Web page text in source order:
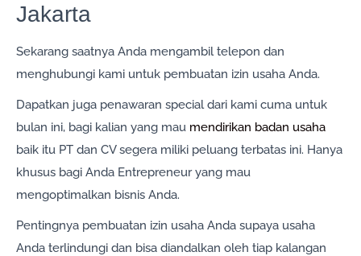
Jakarta
Sekarang saatnya Anda mengambil telepon dan
menghubungi kami untuk pembuatan izin usaha Anda.
Dapatkan juga penawaran special dari kami cuma untuk
bulan ini, bagi kalian yang mau mendirikan badan usaha
baik itu PT dan CV segera miliki peluang terbatas ini. Hanya
khusus bagi Anda Entrepreneur yang mau
mengoptimalkan bisnis Anda.
Pentingnya pembuatan izin usaha Anda supaya usaha
Anda terlindungi dan bisa diandalkan oleh tiap kalangan